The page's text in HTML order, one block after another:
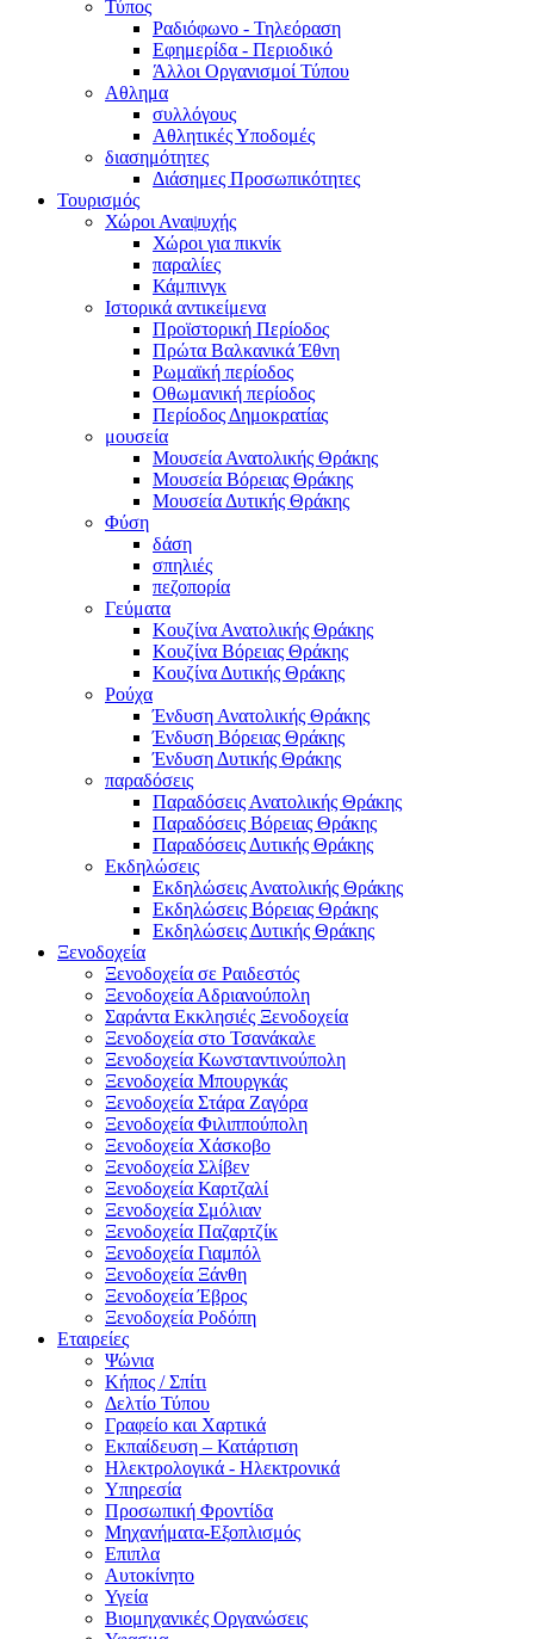
Τύπος
Ραδιόφωνο - Τηλεόραση
Εφημερίδα - Περιοδικό
Άλλοι Οργανισμοί Τύπου
Αθλημα
συλλόγους
Αθλητικές Υποδομές
διασημότητες
Διάσημες Προσωπικότητες
Τουρισμός
Χώροι Αναψυχής
Χώροι για πικνίκ
παραλίες
Κάμπινγκ
Ιστορικά αντικείμενα
Προϊστορική Περίοδος
Πρώτα Βαλκανικά Έθνη
Ρωμαϊκή περίοδος
Οθωμανική περίοδος
Περίοδος Δημοκρατίας
μουσεία
Μουσεία Ανατολικής Θράκης
Μουσεία Βόρειας Θράκης
Μουσεία Δυτικής Θράκης
Φύση
δάση
σπηλιές
πεζοπορία
Γεύματα
Κουζίνα Ανατολικής Θράκης
Κουζίνα Βόρειας Θράκης
Κουζίνα Δυτικής Θράκης
Ρούχα
Ένδυση Ανατολικής Θράκης
Ένδυση Βόρειας Θράκης
Ένδυση Δυτικής Θράκης
παραδόσεις
Παραδόσεις Ανατολικής Θράκης
Παραδόσεις Βόρειας Θράκης
Παραδόσεις Δυτικής Θράκης
Εκδηλώσεις
Εκδηλώσεις Ανατολικής Θράκης
Εκδηλώσεις Βόρειας Θράκης
Εκδηλώσεις Δυτικής Θράκης
Ξενοδοχεία
Ξενοδοχεία σε Ραιδεστός
Ξενοδοχεία Αδριανούπολη
Σαράντα Εκκλησιές Ξενοδοχεία
Ξενοδοχεία στο Τσανάκαλε
Ξενοδοχεία Κωνσταντινούπολη
Ξενοδοχεία Μπουργκάς
Ξενοδοχεία Στάρα Ζαγόρα
Ξενοδοχεία Φιλιππούπολη
Ξενοδοχεία Χάσκοβο
Ξενοδοχεία Σλίβεν
Ξενοδοχεία Καρτζαλί
Ξενοδοχεία Σμόλιαν
Ξενοδοχεία Παζαρτζίκ
Ξενοδοχεία Γιαμπόλ
Ξενοδοχεία Ξάνθη
Ξενοδοχεία Έβρος
Ξενοδοχεία Ροδόπη
Εταιρείες
Ψώνια
Κήπος / Σπίτι
Δελτίο Τύπου
Γραφείο και Χαρτικά
Εκπαίδευση – Κατάρτιση
Ηλεκτρολογικά - Ηλεκτρονικά
Υπηρεσία
Προσωπική Φροντίδα
Μηχανήματα-Εξοπλισμός
Επιπλα
Αυτοκίνητο
Υγεία
Βιομηχανικές Οργανώσεις